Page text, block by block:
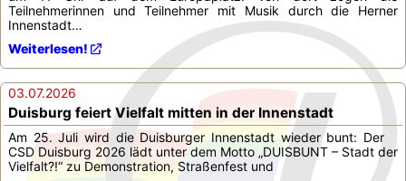
Teilnehmerinnen und Teilnehmer mit Musik durch die Herner
Innenstadt…
Weiterlesen!
03.07.2026
Duisburg feiert Vielfalt mitten in der Innenstadt
Am 25. Juli wird die Duisburger Innenstadt wieder bunt: Der
CSD Duisburg 2026 lädt unter dem Motto „DUISBUNT – Stadt der
Vielfalt?!“ zu Demonstration, Straßenfest und